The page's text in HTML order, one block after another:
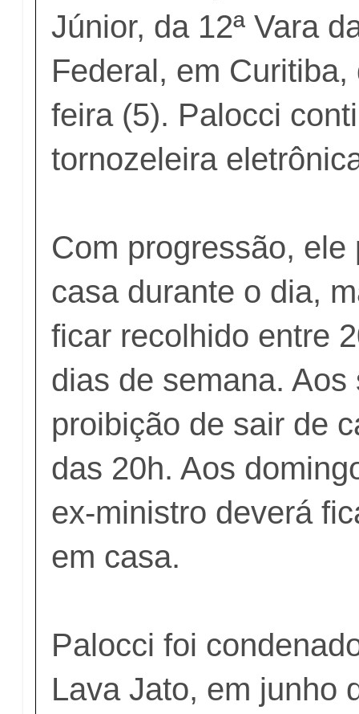
Júnior, da 12ª Vara
Federal, em
feira (5). Palocci
tornozeleira
Com progressão, ele
casa durante o dia,
ficar recolhido entre
dias de semana. Aos
proibição de sair de
das 20h. Aos
ex-ministro deverá
em casa.
Palocci foi
Lava Jato, em junho